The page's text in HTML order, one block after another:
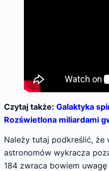
Czytaj także: Galaktyka
Rozświetlona miliardami
Należy tutaj podkreślić,
astronomów wykracza
184 zwraca bowiem